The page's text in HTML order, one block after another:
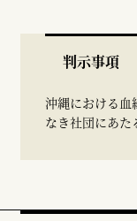
判示事項
沖縄における血
なき社団にあた